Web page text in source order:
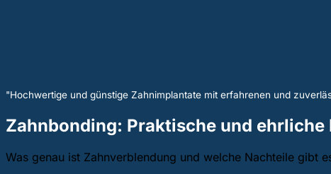
"Hochwertige und günstige Zahnimplantate mit erfahrenen und
Zahnbonding: Praktische und
Was genau ist Zahnverblendung und welche Nachteile gibt